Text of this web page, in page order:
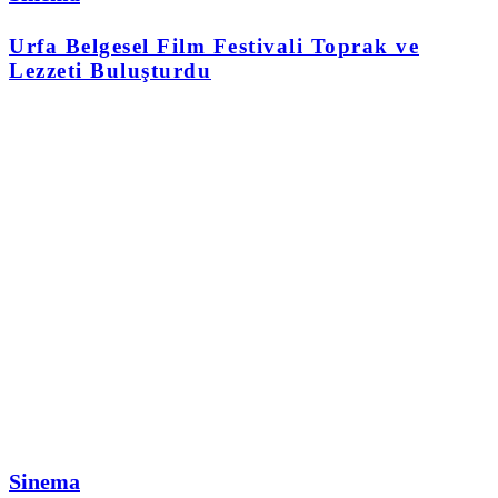
Urfa Belgesel Film Festivali Toprak ve
Lezzeti Buluşturdu
Sinema